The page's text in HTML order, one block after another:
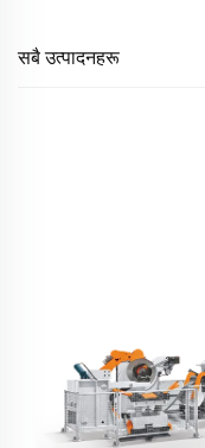
सबै उत्पादनहरू